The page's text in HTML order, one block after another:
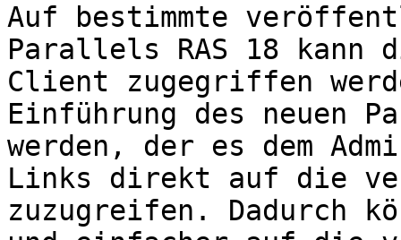
Auf bestimmte
Parallels RAS 18 kann
Client zugegriffen
Einführung des neuen
werden, der es dem
Links direkt auf die
zuzugreifen. Dadurch